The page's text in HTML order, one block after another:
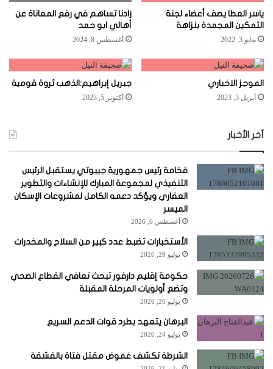
ياسر العطا يصف أعضاء لجنة
التمكين المجمدة بنزاهة
مايو 3, 2022
زادنا تساهم في رفع المعاناة عن
أهالي ابو حمد
أغسطس 8, 2024
الموجز الاخباري
أبريل 3, 2023
جبريل إبراهيم:الذهب ثروة قومية
أكتوبر 5, 2023
آخر الأخبار
فخامة رئيس جمهورية جيبوتي يستقبل الرئيس
التنفيذي لمجموعة المبارك للإنشاءات والتطوير
العقاري ويؤكد دعمه الكامل لمشروعات الإسكان
الميسر
أغسطس 6, 2026
الأستخبارات تضبط عدد كبير من السلاح والمخدرات
يوليو 29, 2026
حكومة إقليم دارفور تبحث تعافي القطاع الصحي
وتضع أولويات المرحلة المقبلة
يوليو 26, 2026
البرهان يتعهد بطرد قوات الدعم السريع
يوليو 24, 2026
الشرطة تكشف غموض مقتل فتاة بالفشقة